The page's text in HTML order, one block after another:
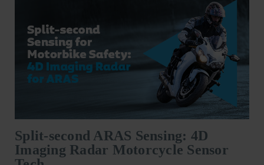
Split-second ARAS Sensing: 4D
Imaging Radar Motorcycle Sensor